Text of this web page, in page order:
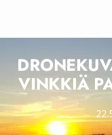
VINKKIÄ